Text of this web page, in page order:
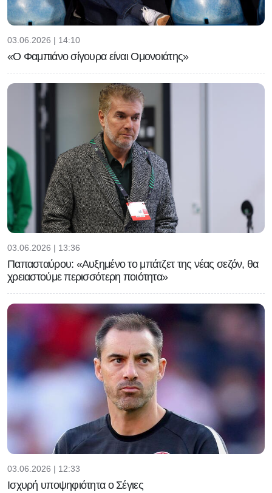
03.06.2026 | 14:10
«Ο Φαμπιάνο σίγουρα είναι Ομονοιάτης»
03.06.2026 | 13:36
Παπασταύρου: «Αυξημένο το μπάτζετ της νέας σεζόν, θα
χρειαστούμε περισσότερη ποιότητα»
03.06.2026 | 12:33
Ισχυρή υποψηφιότητα ο Σέγιες